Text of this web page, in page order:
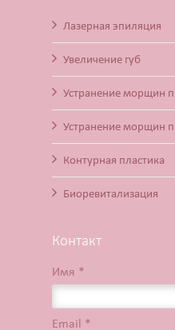
Лазерная эпиляция
Увеличение губ
Устранение морщин
Устранение морщин
Контурная пластика
Биоревитализация
Контакт
Имя *
Email *